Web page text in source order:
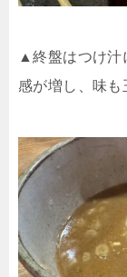
▲終盤はつけ汁
感が増し、味も